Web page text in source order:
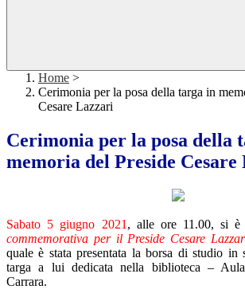
Home >
Cerimonia per la posa della targa in
Cesare Lazzari
Cerimonia per la posa della
memoria del Preside
Sabato 5 giugno 2021 , alle ore 11.00, si
commemorativa per il Preside Cesare
quale è stata presentata la borsa di studio in
targa a lui dedicata nella biblioteca – Aula
Carrara.